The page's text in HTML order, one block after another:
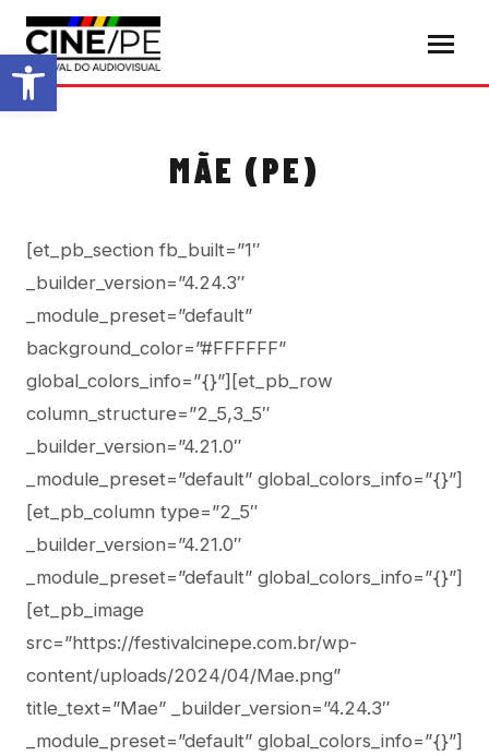
Abrir a barra de ferramentas
MÃE (PE)
[et_pb_section fb_built=”1″
_builder_version=”4.24.3″
_module_preset=”default”
background_color=”#FFFFFF”
global_colors_info=”{}”][et_pb_row
column_structure=”2_5,3_5″
_builder_version=”4.21.0″
_module_preset=”default” global_colors_info=”{}”]
[et_pb_column type=”2_5″
_builder_version=”4.21.0″
_module_preset=”default” global_colors_info=”{}”]
[et_pb_image
src=”https://festivalcinepe.com.br/wp-
content/uploads/2024/04/Mae.png”
title_text=”Mae” _builder_version=”4.24.3″
_module_preset=”default” global_colors_info=”{}”]